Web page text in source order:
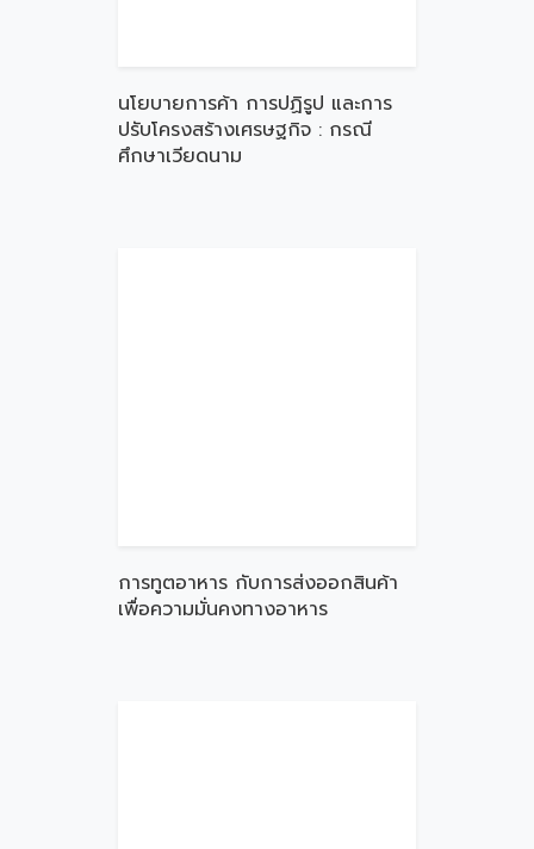
นโยบายการค้า การปฏิรูป และการ
ปรับโครงสร้างเศรษฐกิจ : กรณี
ศึกษาเวียดนาม
การทูตอาหาร กับการส่งออกสินค้า
เพื่อความมั่นคงทางอาหาร